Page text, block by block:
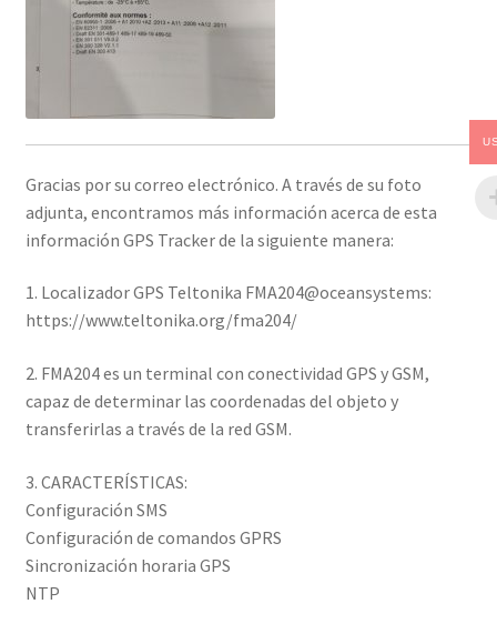
Gracias por su correo electrónico. A través de su foto
adjunta, encontramos más información acerca de esta
información GPS Tracker de la siguiente manera:
1. Localizador GPS Teltonika FMA204@oceansystems:
https://www.teltonika.org/fma204/
2. FMA204 es un terminal con conectividad GPS y GSM,
capaz de determinar las coordenadas del objeto y
transferirlas a través de la red GSM.
3. CARACTERÍSTICAS:
Configuración SMS
Configuración de comandos GPRS
Sincronización horaria GPS
NTP